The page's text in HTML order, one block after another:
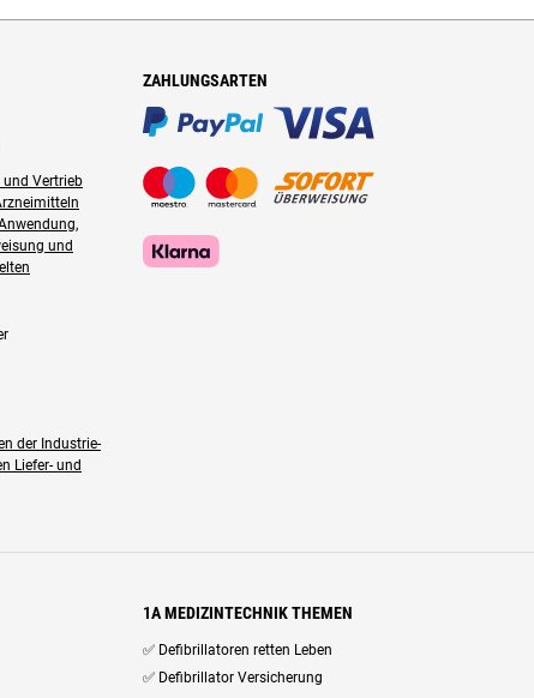
und Vertrieb
und
der Industrie-
Liefer- und
ZAHLUNGSARTEN
1A MEDIZINTECHNIK THEMEN
✅ Defibrillatoren retten Leben
✅ Defibrillator Versicherung